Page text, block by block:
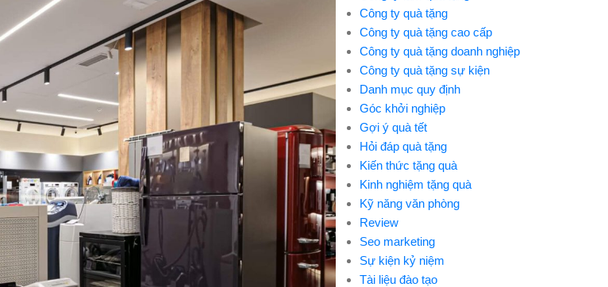
Công ty quà tặng
Công ty quà tặng cao cấp
Công ty quà tặng doanh nghiệp
Công ty quà tặng sự kiện
Danh mục quy định
Góc khởi nghiệp
Gợi ý quà tết
Hỏi đáp quà tặng
Kiến thức tặng quà
Kinh nghiệm tặng quà
Kỹ năng văn phòng
Review
Seo marketing
Sự kiện kỷ niệm
Tài liệu đào tạo